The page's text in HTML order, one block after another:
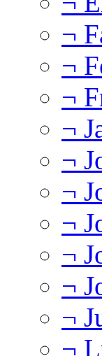
¬
¬
¬
¬
¬
¬
¬
¬
¬
¬
¬